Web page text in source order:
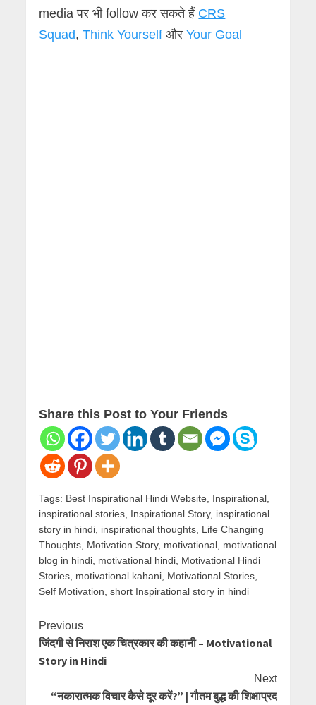
media पर भी follow कर सकते हैं CRS
Squad,Think Yourself औरYour Goal
Share this Post to Your Friends
Tags: Best Inspirational Hindi Website Inspirational
inspirational stories Inspirational Story, inspirational
story in hindi inspirational thoughts Life Changing
Thoughts Motivation Story, motivational motivational
blog in hindi motivational hindi Motivational Hindi
Stories motivational kahani Motivational Stories
Self Motivation ,short Inspirational story in hindi
Continue
Reading
Previous
जिंदगी से निराश एक चित्रकार की कहानी – Motivational
Story in Hindi
Next
“नकारात्मक विचार कैसे दूर करें?” | गौतम बुद्ध की शिक्षाप्रद